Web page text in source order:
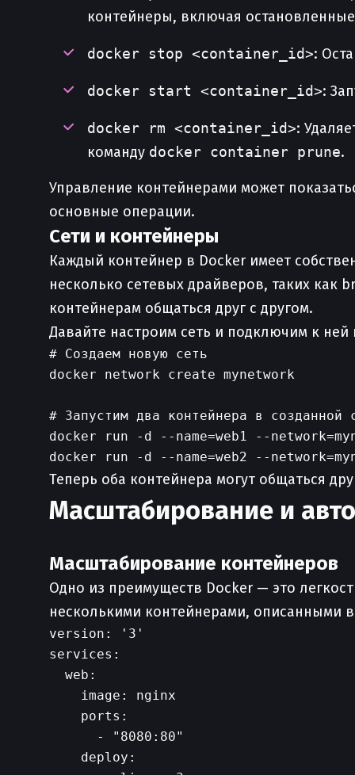
контейнеры, включая
docker stop <container_id>:
docker start <container_id>:
docker rm <container_id>:
команду docker container prune.
Управление контейнерами может
основные операции.
Сети и контейнеры
Каждый контейнер в Docker имеет
несколько сетевых драйверов, таких как
контейнерам общаться друг с другом.
Давайте настроим сеть и подключим к
# Создаем новую сеть
docker network create mynetwork
# Запустим два контейнера в созданной
docker run -d --name=web1 --
Теперь оба контейнера могут общаться
Масштабирование и
Масштабирование контейнеров
Одно из преимуществ Docker — это
несколькими контейнерами,
version: '3'
services:
  web:
    image: nginx
    ports:
      - "8080:80"
    deploy: